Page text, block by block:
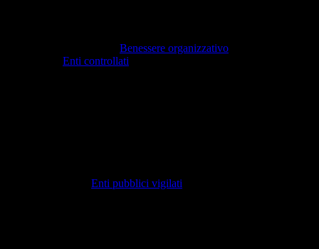
Benessere organizzativo
Enti controllati
Enti pubblici vigilati